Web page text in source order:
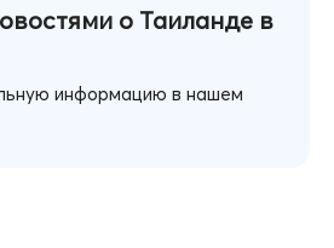
о Таиланде в
информацию в нашем